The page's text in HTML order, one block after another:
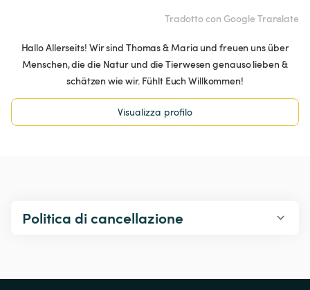
Tradotto con Google Translate
Hallo Allerseits! Wir sind Thomas & Maria und freuen uns über
Menschen, die die Natur und die Tierwesen genauso lieben &
schätzen wie wir. Fühlt Euch Willkommen!
Visualizza profilo
Politica di cancellazione